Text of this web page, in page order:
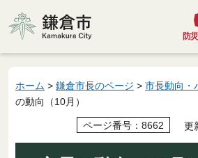
鎌倉市
防
ホーム > 鎌倉市長のページ > 市長動向・
の動向（10月）
ページ番号：8662 更